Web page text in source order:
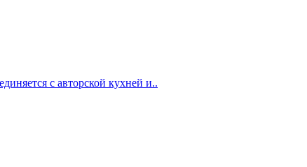
с авторской кухней и..